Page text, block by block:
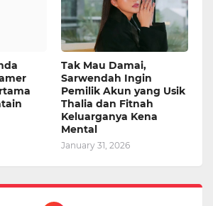
Tak Mau Damai,
Sarwendah Ingin
Pemilik Akun yang Usik
Thalia dan Fitnah
Keluarganya Kena
Mental
January 31, 2026